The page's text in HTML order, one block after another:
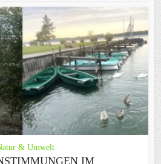
& Umwelt
IM